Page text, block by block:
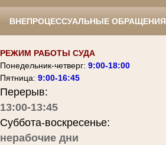
ВНЕПРОЦЕССУАЛЬНЫЕ ОБРАЩЕНИЯ
РЕЖИМ РАБОТЫ СУДА
Понедельник-четверг: 9:00-18:00
Пятница: 9:00-16:45
Перерыв:
13:00-13:45
Суббота-воскресенье:
нерабочие дни